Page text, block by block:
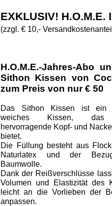
EXKLUSIV! H.O.M.E.
(zzgl. € 10,-
H.O.M.E.-Jahres-Abo
Sithon Kissen von
zum Preis von nur € 50
Das Sithon Kissen ist ein
weiches Kissen,
hervorragende Kopf- und
bietet.
Die Füllung besteht aus
Naturlatex und der
Baumwolle.
Dank der Reißverschlüsse
Volumen und Elastizität des
leicht an die Vorlieben der
anpassen.